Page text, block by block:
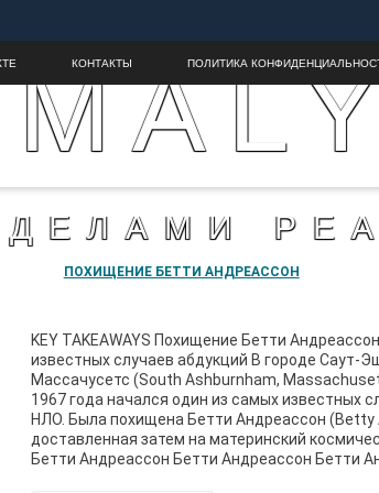
КОНТАКТЫ ПОЛИТИКА
ПОХИЩЕНИЕ БЕТТИ АНДРЕАССОН
KEY TAKEAWAYS Похищение Бетти
известных случаев абдукций В городе Саут-
Массачусетс (South Ashburnham,
1967 года начался один из самых известных
НЛО. Была похищена Бетти Андреассон (Betty
доставленная затем на материнский
Бетти Андреассон Бетти Андреассон Бетти